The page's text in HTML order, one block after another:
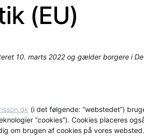
(EU)
10. marts 2022 og gælder borgere i
(i det følgende: “webstedet”)
“cookies”). Cookies placeres
om brugen af ​​cookies på vores websted.